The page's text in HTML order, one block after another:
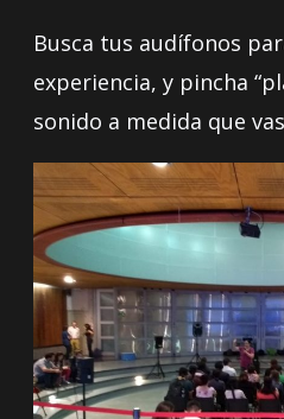
Busca tus audífonos
experiencia, y pincha
sonido a medida que